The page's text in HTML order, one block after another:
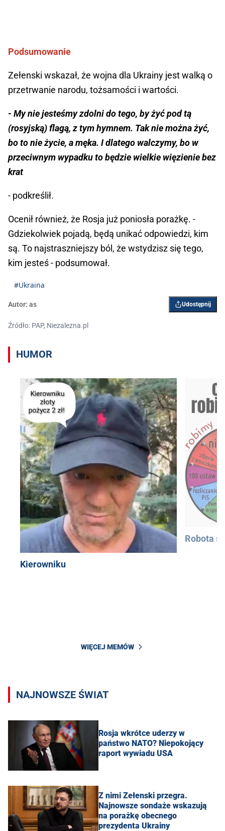
Podsumowanie
Zełenski wskazał, że wojna dla Ukrainy jest walką o
przetrwanie narodu, tożsamości i wartości.
- My nie jesteśmy zdolni do tego, by żyć pod tą
(rosyjską) flagą, z tym hymnem. Tak nie można żyć,
bo to nie życie, a męka. I dlatego walczymy, bo w
przeciwnym wypadku to będzie wielkie więzienie bez
krat
- podkreślił.
Ocenił również, że Rosja już poniosła porażkę. -
Gdziekolwiek pojadą, będą unikać odpowiedzi, kim
są. To najstraszniejszy ból, że wstydzisz się tego,
kim jesteś - podsumował.
#Ukraina
Autor: as Udostępnij
Źródło: PAP, Niezalezna.pl
HUMOR
Kierowniku
Robota
WIĘCEJ MEMÓW
NAJNOWSZE ŚWIAT
Rosja wkrótce uderzy w
państwo NATO? Niepokojący
raport wywiadu USA
Z nimi Zełenski przegra.
Najnowsze sondaże wskazują
na porażkę obecnego
prezydenta Ukrainy